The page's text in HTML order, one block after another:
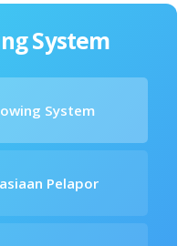
System
System
Pelapor